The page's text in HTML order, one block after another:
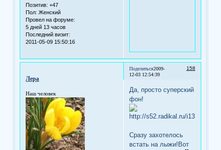
Позитив: +47
Пол: Женский
Провел на форуме:
5 дней 13 часов
Последний визит:
2011-05-09 15:50:16
Поделиться 158
2009-
12-03 12:54:39
Лера
Наш человек
Да, просто суперский
фон!
Сразу захотелось
встать на лыжи!Вот